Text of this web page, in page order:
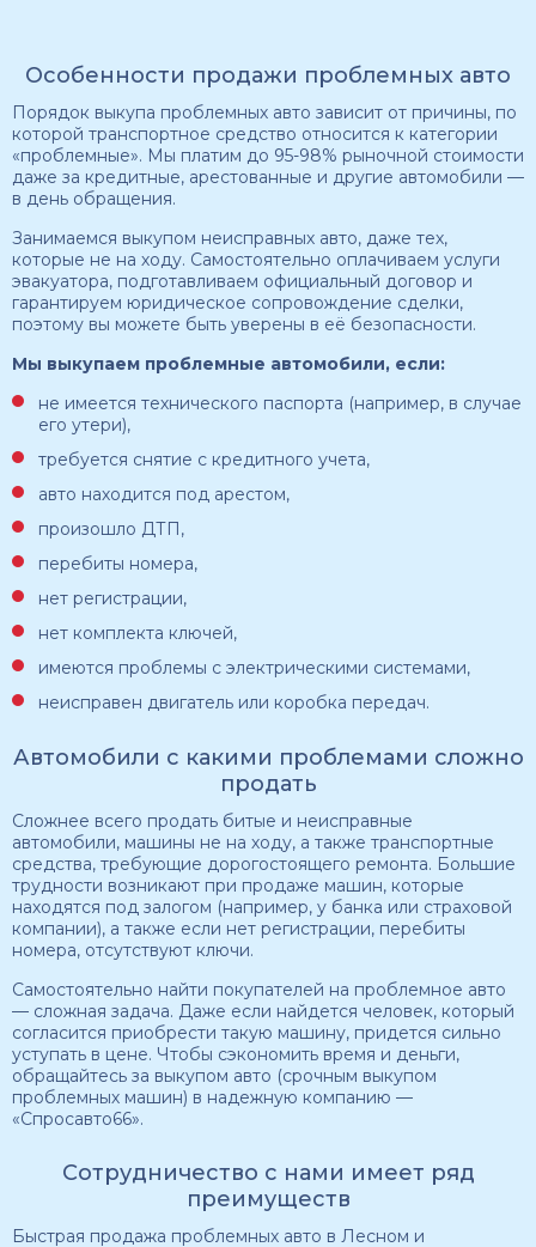
Особенности продажи проблемных авто
Порядок выкупа проблемных авто зависит от причины, по
которой транспортное средство относится к категории
«проблемные». Мы платим до 95-98% рыночной стоимости
даже за кредитные, арестованные и другие автомобили —
в день обращения.
Занимаемся выкупом неисправных авто, даже тех,
которые не на ходу. Самостоятельно оплачиваем услуги
эвакуатора, подготавливаем официальный договор и
гарантируем юридическое сопровождение сделки,
поэтому вы можете быть уверены в её безопасности.
Мы выкупаем проблемные автомобили, если:
не имеется технического паспорта (например, в случае
его утери),
требуется снятие с кредитного учета,
авто находится под арестом,
произошло ДТП,
перебиты номера,
нет регистрации,
нет комплекта ключей,
имеются проблемы с электрическими системами,
неисправен двигатель или коробка передач.
Автомобили с какими проблемами сложно
продать
Сложнее всего продать битые и неисправные
автомобили, машины не на ходу, а также транспортные
средства, требующие дорогостоящего ремонта. Большие
трудности возникают при продаже машин, которые
находятся под залогом (например, у банка или страховой
компании), а также если нет регистрации, перебиты
номера, отсутствуют ключи.
Самостоятельно найти покупателей на проблемное авто
— сложная задача. Даже если найдется человек, который
согласится приобрести такую машину, придется сильно
уступать в цене. Чтобы сэкономить время и деньги,
обращайтесь за выкупом авто (срочным выкупом
проблемных машин) в надежную компанию —
«Спросавто66».
Сотрудничество с нами имеет ряд
преимуществ
Быстрая продажа проблемных авто в Лесном и